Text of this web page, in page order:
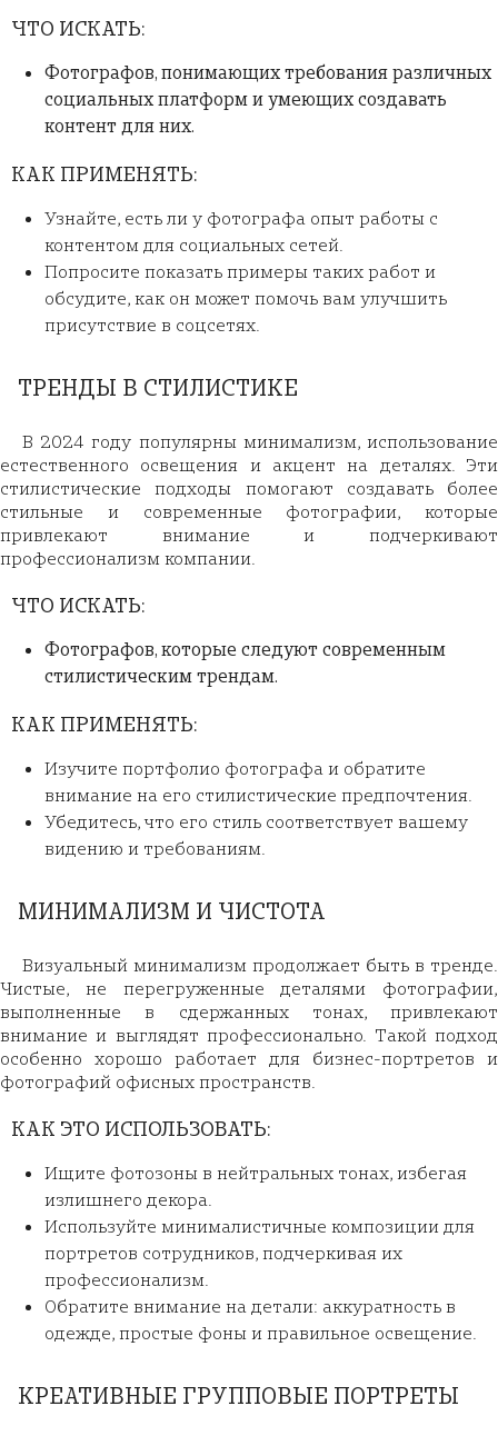
ЧТО ИСКАТЬ:
Фотографов, понимающих требования различных
социальных платформ и умеющих создавать
контент для них.
КАК ПРИМЕНЯТЬ:
Узнайте, есть ли у фотографа опыт работы с
контентом для социальных сетей.
Попросите показать примеры таких работ и
обсудите, как он может помочь вам улучшить
присутствие в соцсетях.
ТРЕНДЫ В СТИЛИСТИКЕ
В 2024 году популярны минимализм, использование
естественного освещения и акцент на деталях. Эти
стилистические подходы помогают создавать более
стильные и современные фотографии, которые
привлекают внимание и подчеркивают
профессионализм компании.
ЧТО ИСКАТЬ:
Фотографов, которые следуют современным
стилистическим трендам.
КАК ПРИМЕНЯТЬ:
Изучите портфолио фотографа и обратите
внимание на его стилистические предпочтения.
Убедитесь, что его стиль соответствует вашему
видению и требованиям.
МИНИМАЛИЗМ И ЧИСТОТА
Визуальный минимализм продолжает быть в тренде.
Чистые, не перегруженные деталями фотографии,
выполненные в сдержанных тонах, привлекают
внимание и выглядят профессионально. Такой подход
особенно хорошо работает для бизнес-портретов и
фотографий офисных пространств.
КАК ЭТО ИСПОЛЬЗОВАТЬ:
Ищите фотозоны в нейтральных тонах, избегая
излишнего декора.
Используйте минималистичные композиции для
портретов сотрудников, подчеркивая их
профессионализм.
Обратите внимание на детали: аккуратность в
одежде, простые фоны и правильное освещение.
КРЕАТИВНЫЕ ГРУППОВЫЕ ПОРТРЕТЫ